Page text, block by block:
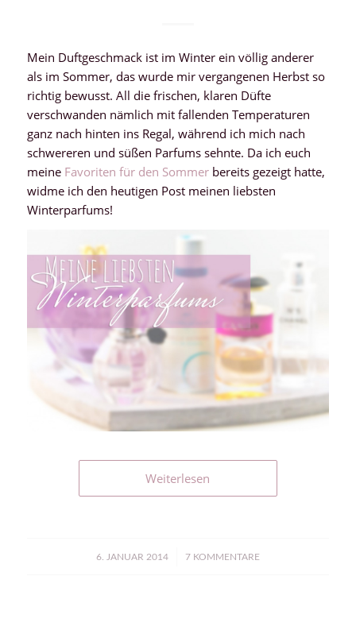
Mein Duftgeschmack ist im Winter ein völlig anderer
als im Sommer, das wurde mir vergangenen Herbst so
richtig bewusst. All die frischen, klaren Düfte
verschwanden nämlich mit fallenden Temperaturen
ganz nach hinten ins Regal, während ich mich nach
schwereren und süßen Parfums sehnte. Da ich euch
meine Favoriten für den Sommerbereits gezeigt hatte,
widme ich den heutigen Post meinen liebsten
Winterparfums!
Weiterlesen
6. JANUAR 2014
/ 7 KOMMENTARE